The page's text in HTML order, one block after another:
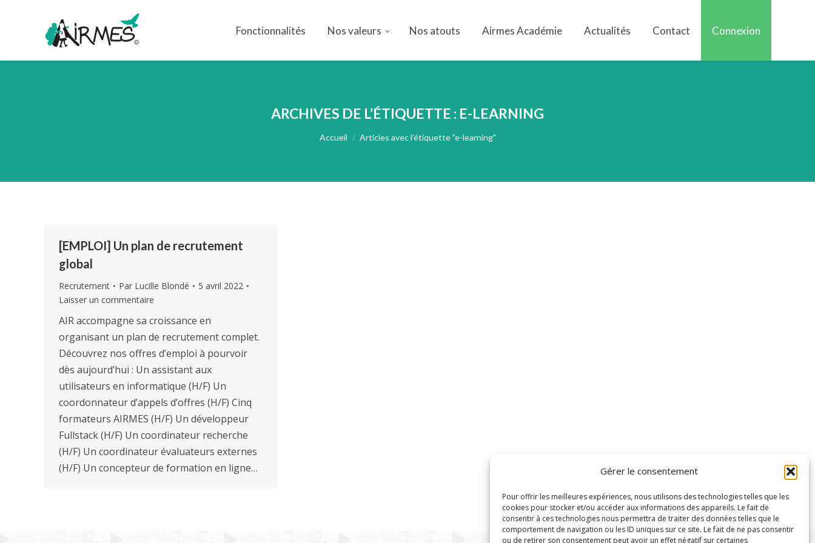
Gérer le consentement
Pour offrir les meilleures expériences, nous utilisons des technologies telles que les
cookies pour stocker et/ou accéder aux informations des appareils. Le fait de
consentir à ces technologies nous permettra de traiter des données telles que le
comportement de navigation ou les ID uniques sur ce site. Le fait de ne pas consentir
ou de retirer son consentement peut avoir un effet négatif sur certaines
Fonctionnalités Nos valeurs Nos atouts Airmes Académie Actualités Contact Connexion
ARCHIVES DE L’ÉTIQUETTE : E-LEARNING
Vous êtes ici :
Accueil Articles avec l’étiquette "e-learning"
[EMPLOI] Un plan de recrutement
global
Recrutement Par Lucille Blondé
5 avril 2022
Laisser un commentaire
AIR accompagne sa croissance en
organisant un plan de recrutement complet.
Découvrez nos offres d’emploi à pourvoir
dès aujourd’hui : Un assistant aux
utilisateurs en informatique (H/F) Un
coordonnateur d’appels d’offres (H/F) Cinq
formateurs AIRMES (H/F) Un développeur
Fullstack (H/F) Un coordinateur recherche
(H/F) Un coordinateur évaluateurs externes
(H/F) Un concepteur de formation en ligne…